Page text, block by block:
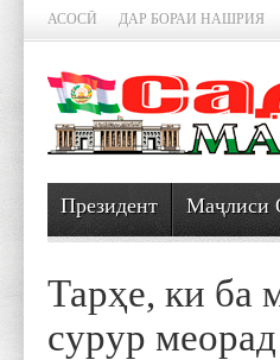
АСОСӢ ДАР БОРАИ НАШРИЯ
Президент Маҷлиси
Тарҳе, ки ба
сурур меорад